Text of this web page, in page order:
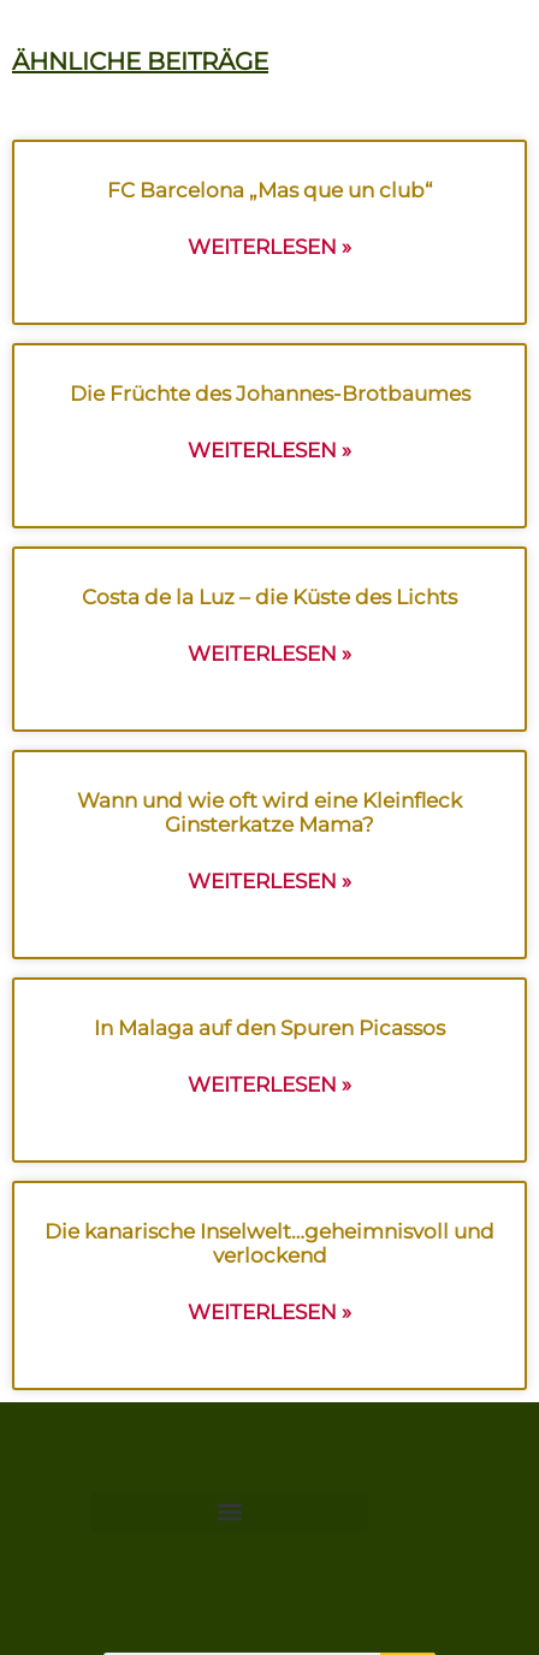
ÄHNLICHE BEITRÄGE
FC Barcelona „Mas que un club“
WEITERLESEN »
Die Früchte des Johannes-Brotbaumes
WEITERLESEN »
Costa de la Luz – die Küste des Lichts
WEITERLESEN »
Wann und wie oft wird eine Kleinfleck
Ginsterkatze Mama?
WEITERLESEN »
In Malaga auf den Spuren Picassos
WEITERLESEN »
Die kanarische Inselwelt…geheimnisvoll und
verlockend
WEITERLESEN »